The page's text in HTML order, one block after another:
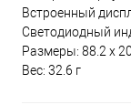
Встроенный
Светодиодный
Размеры: 88.2 х
Вес: 32.6 г